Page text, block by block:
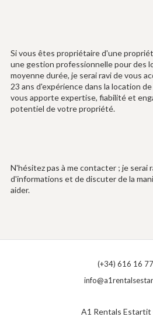
Si vous êtes propriétaire d'une
une gestion professionnelle pour des
moyenne durée, je serai ravi de vous
23 ans d'expérience dans la location
vous apporte expertise, fiabilité et
potentiel de votre propriété.
N'hésitez pas à me contacter ; je serai
d'informations et de discuter de la
aider.
A1 Rentals
(+34) 616 16